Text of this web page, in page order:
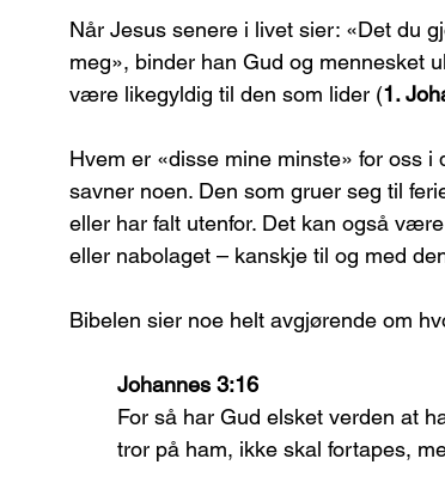
Når Jesus senere i livet sier: «Det du
meg», binder han Gud og mennesket
være likegyldig til den som lider (1.
Hvem er «disse mine minste» for oss
savner noen. Den som gruer seg til
eller har falt utenfor. Det kan også
eller nabolaget – kanskje til og med
Bibelen sier noe helt avgjørende om
Johannes 3:16
For så har Gud elsket verden at
tror på ham, ikke skal fortapes,